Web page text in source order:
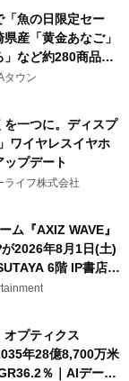
「魚の日限定セー
産「黄金あなご」
など約280商品を
の定例企画～
タウン
を一つに。ディスプ
ワイヤレスイヤホ
ップデート
ライフ株式会社
ム『AXIZ WAVE』
2026年8月1日(土)
6階 IP書店で
オプティクス
年28億8,700万米
％｜AIデータ